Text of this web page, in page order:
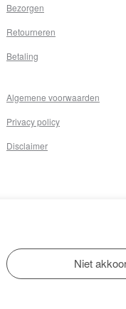
Bezorgen
Retourneren
Betaling
Algemene voorwaarden
Privacy policy
Disclaimer